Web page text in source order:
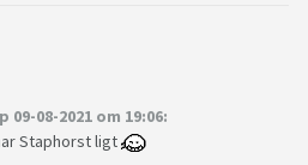
08-2021 om 19:06:
Staphorst ligt